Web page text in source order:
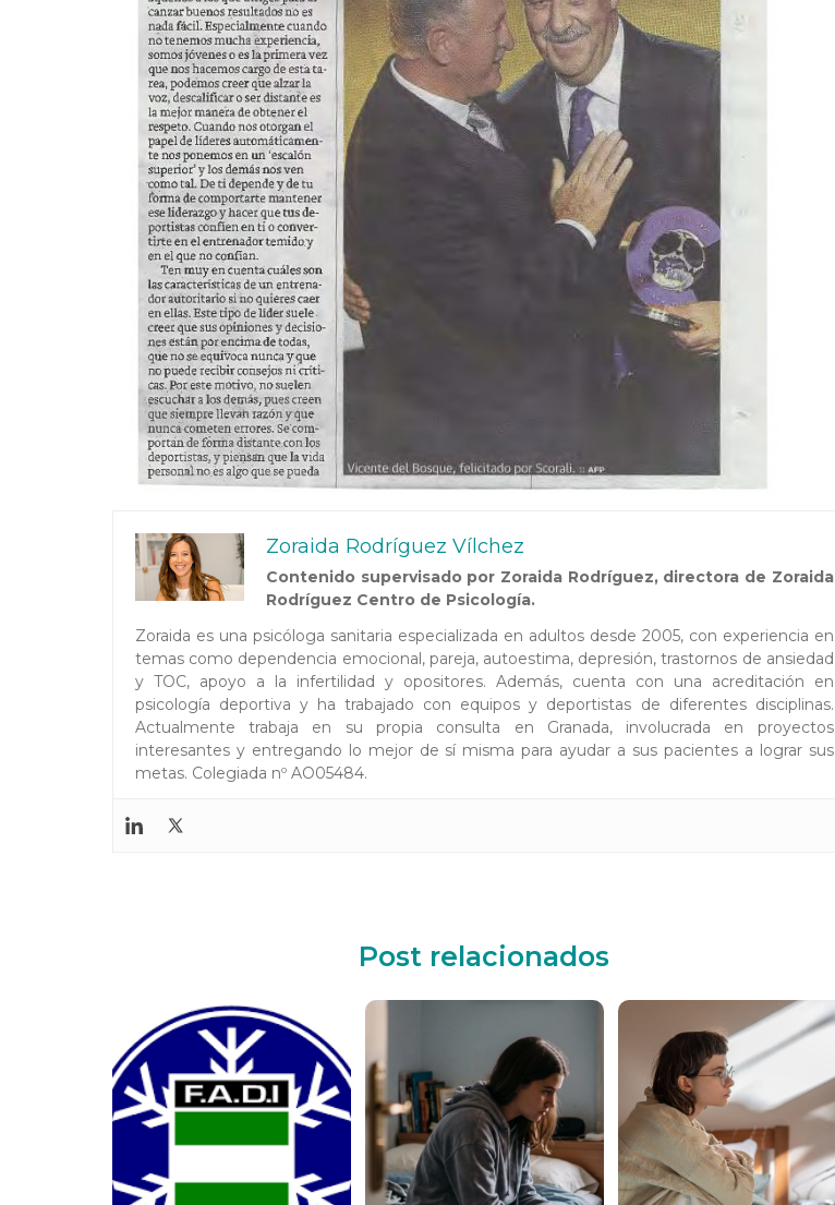
Zoraida Rodríguez Vílchez
Contenido supervisado por Zoraida Rodríguez, directora de Zoraida
Rodríguez Centro de Psicología.
Zoraida es una psicóloga sanitaria especializada en adultos desde 2005, con experiencia en
temas como dependencia emocional, pareja, autoestima, depresión, trastornos de ansiedad
y TOC, apoyo a la infertilidad y opositores. Además, cuenta con una acreditación en
psicología deportiva y ha trabajado con equipos y deportistas de diferentes disciplinas.
Actualmente trabaja en su propia consulta en Granada, involucrada en proyectos
interesantes y entregando lo mejor de sí misma para ayudar a sus pacientes a lograr sus
metas. Colegiada nº AO05484.
Post relacionados